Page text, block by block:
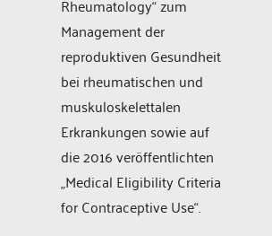
Rheumatology“ zum
Management der
reproduktiven Gesundheit
bei rheumatischen und
muskuloskelettalen
Erkrankungen sowie auf
die 2016 veröffentlichten
„Medical Eligibility Criteria
for Contraceptive Use“.